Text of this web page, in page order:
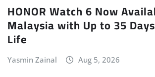
HONOR Watch 6 Now
Malaysia with Up to 35
Life
Yasmin Zainal Aug 5, 2026